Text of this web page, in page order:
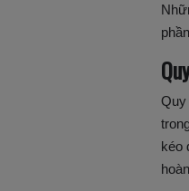
Quy
kéo